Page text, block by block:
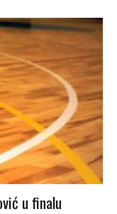
u finalu